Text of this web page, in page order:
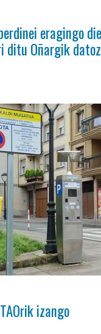
eragingo
ditu Oñargik
izango